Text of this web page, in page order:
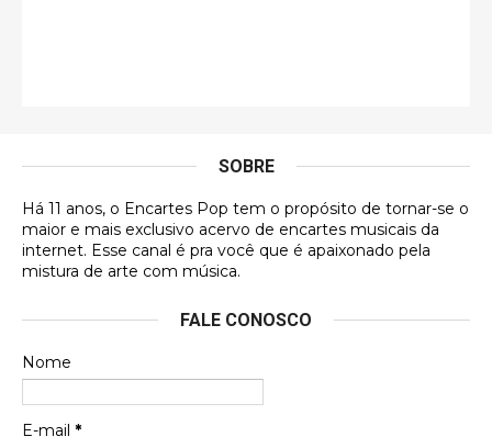
DVD MIDINHO
Francierton
futuras aquisições, e olhando o encarte aqui, me
Francierton
Espero que tenham sentido minha falta, informo
SOBRE
Há 11 anos, o Encartes Pop tem o propósito de tornar-se o
maior e mais exclusivo acervo de encartes musicais da
internet. Esse canal é pra você que é apaixonado pela
mistura de arte com música.
FALE CONOSCO
Nome
E-mail *